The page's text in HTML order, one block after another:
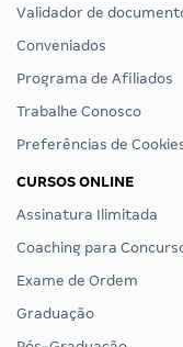
Validador de
Conveniados
Programa de Afiliados
Trabalhe Conosco
Preferências de
CURSOS ONLINE
Assinatura Ilimitada
Coaching para
Exame de Ordem
Graduação